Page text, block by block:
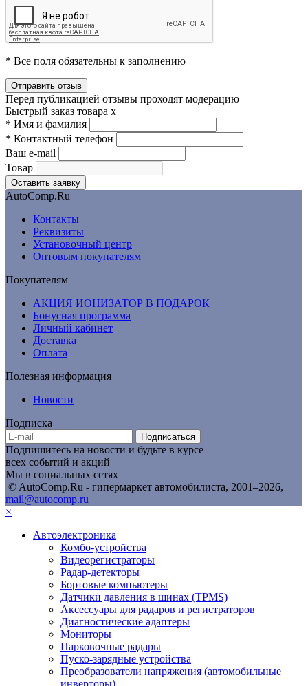
* Все поля обязательны к заполнению
Перед публикацией отзывы проходят модерацию
Быстрый заказ товара x
* Имя и фамилия
* Контактный телефон
Ваш e-mail
Товар
AutoComp.Ru
Контакты
Реквизиты
Установочный центр
Оптовым покупателям
Покупателям
АКЦИЯ ИОНИЗАТОР В ПОДАРОК
Бонусная программа
Личный кабинет
Доставка
Оплата
Полезная информация
Новости
Подписка
Подписаться
Подпишитесь на новости и будьте в курсе
всех событий и акций
Мы в социальных сетях
© AutoComp.Ru - гипермаркет автомобилиста, 2001–2026,
mail@autocomp.ru
×
Автоэлектроника +
Комбо-устройства
Видеорегистраторы
Радар-детекторы
Бортовые компьютеры
Датчики давления в шинах (TPMS)
Аксессуары для радаров и регистраторов
Диагностические адаптеры
Мониторы
Парковочные радары
Пуско-зарядные устройства
Преобразователи напряжения (автомобильные
инверторы)